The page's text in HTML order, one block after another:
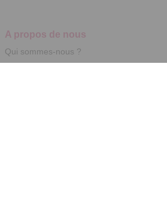
A propos de nous
Qui sommes-nous ?
Partenariats